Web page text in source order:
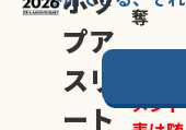
プア
スリ
ート
奪
メント